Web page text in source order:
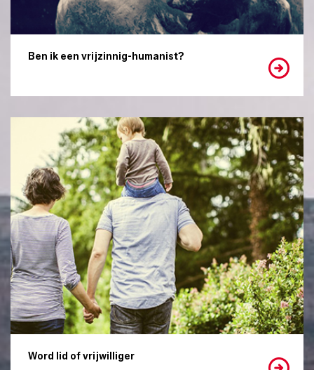
Ben ik een vrijzinnig-humanist?
Word lid of vrijwilliger